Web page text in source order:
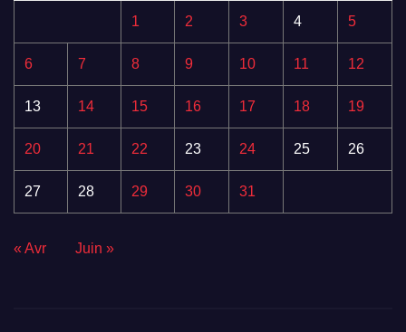
1 2 3 4 5
6 7 8 9 10 11 12
13 14 15 16 17 18 19
20 21 22 23 24 25 26
27 28 29 30 31
« Avr Juin »